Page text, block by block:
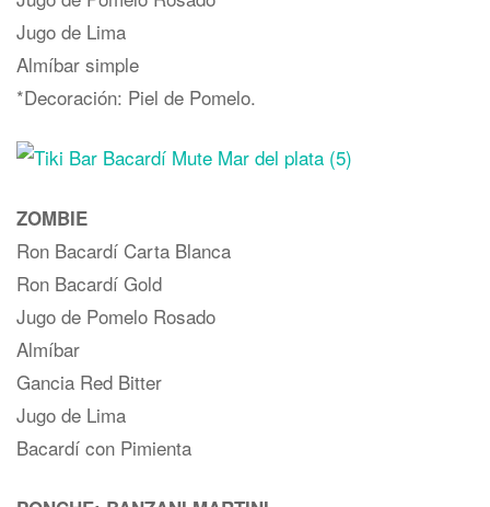
Jugo de Lima
Almíbar simple
*Decoración: Piel de Pomelo.
ZOMBIE
Ron Bacardí Carta Blanca
Ron Bacardí Gold
Jugo de Pomelo Rosado
Almíbar
Gancia Red Bitter
Jugo de Lima
Bacardí con Pimienta